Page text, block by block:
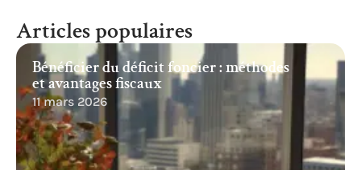
Articles populaires
Bénéficier du déficit foncier : méthodes
et avantages fiscaux
11 mars 2026